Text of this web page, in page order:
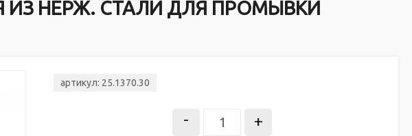
НЕРЖ. СТАЛИ ДЛЯ ПРОМЫВКИ
артикул: 25.1370.30
- +